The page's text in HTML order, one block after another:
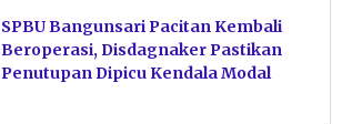
SPBU Bangunsari Pacitan Kembali
Beroperasi, Disdagnaker Pastikan
Penutupan Dipicu Kendala Modal